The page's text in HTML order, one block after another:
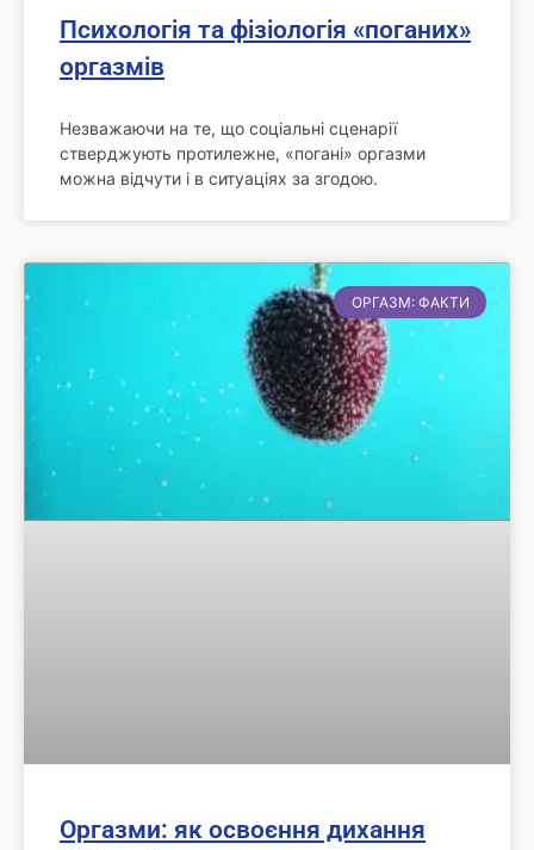
Психологія та фізіологія «поганих»
оргазмів
Незважаючи на те, що соціальні сценарії
стверджують протилежне, «погані» оргазми
можна відчути і в ситуаціях за згодою.
ОРГАЗМ: ФАКТИ
Оргазми: як освоєння дихання